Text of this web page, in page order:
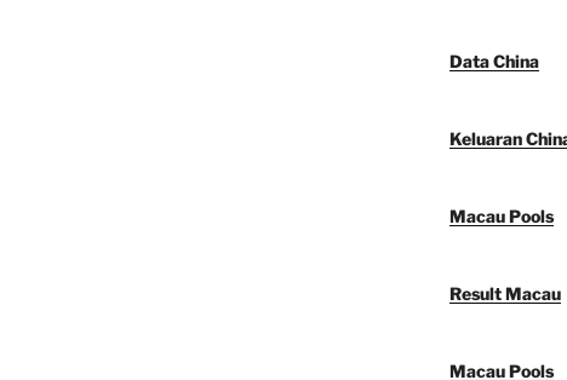
Data China
Keluaran
Macau Pools
Result Macau
Macau Pools